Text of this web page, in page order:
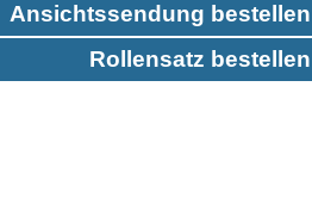
Ansichtssendung bestellen
Rollensatz bestellen